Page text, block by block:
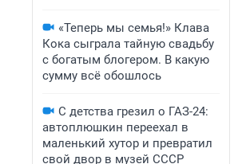
«Теперь мы семья!» Клава
Кока сыграла тайную свадьбу
с богатым блогером. В какую
сумму всё обошлось
С детства грезил о ГАЗ-24:
автоплюшкин переехал в
маленький хутор и превратил
свой двор в музей СССР